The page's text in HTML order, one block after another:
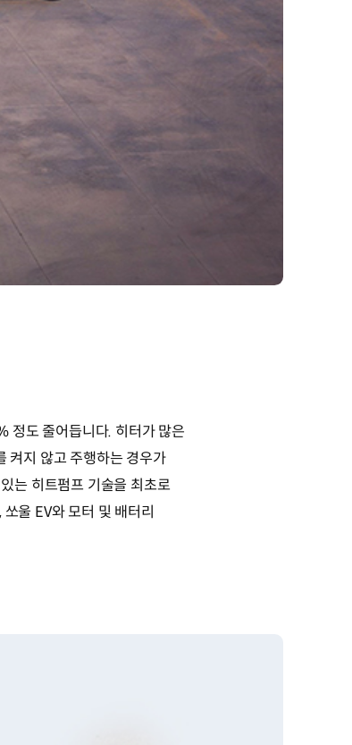
정도 줄어듭니다. 히터가 많은
켜지 않고 주행하는 경우가
는 히트펌프 기술을 최초로
울 EV와 모터 및 배터리